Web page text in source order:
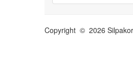
Copyright © 2026